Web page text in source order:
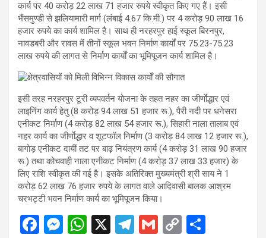
कार्य पर 40 करोड़ 22 लाख 71 हजार रुपये स्वीकृत किए गए हैं। इसी
भैंसमुण्डी से झलियामारी मार्ग (लंबाई 4.67 कि.मी.) पर 4 करोड़ 90 लाख 16
हजार रुपये का कार्य शामिल है। साथ ही नरहरपुर हाई स्कूल बिरनपुर,
नावडबरी और रावस में तीनों स्कूल भवन निर्माण कार्यों पर 75.23-75.23
लाख रुपये की लागत से निर्माण कार्यों का भूमिपूजन कार्य शामिल है।
इसी तरह नरहरपुर टूरी व्यपवर्तन योजना के तहत नहर का जीर्णाेद्धार एवं
लाइनिंग कार्य हेतु (8 करोड़ 94 लाख 51 हजार रू.), पैरी नदी पर धनेसरा
एनीकट निर्माण (4 करोड़ 82 लाख 54 हजार रू.), सिहारी नाला तालाब एवं
नहर कार्य का जीर्णाेद्धार व शूटफॉल निर्माण (3 करोड़ 84 लाख 12 हजार रू.),
बागोड़ एनीकट दायीं तट पर बाढ़ नियंत्रण कार्य (4 करोड़ 31 लाख 90 हजार
रू.) तथा कोचवाही नाला एनीकट निर्माण (4 करोड़ 37 लाख 33 हजार) के
लिए राशि स्वीकृत की गई है। इसके अतिरिक्त मुख्यमंत्री श्री साय ने 1
करोड़ 62 लाख 76 हजार रुपये के लागत वाले आदिवासी बालक आश्रम
चरभट्टी भवन निर्माण कार्य का भूमिपूजन किया।
F
M W X
T
G
C